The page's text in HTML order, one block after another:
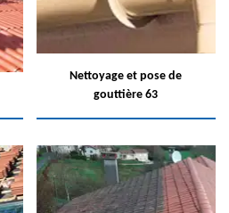
Nettoyage et pose de
gouttière 63